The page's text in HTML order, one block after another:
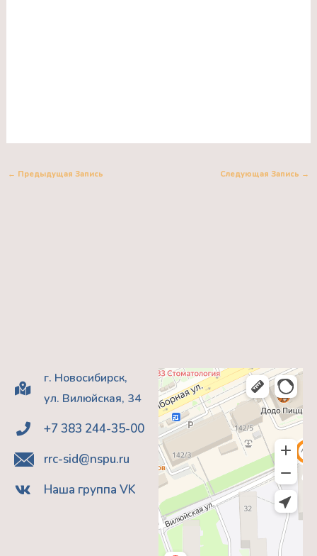
← Предыдущая Запись Следующая Запись →
г. Новосибирск,
ул. Вилюйская, 34
+7 383 244-35-00
rrc-sid@nspu.ru
Наша группа VK